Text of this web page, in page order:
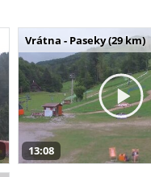
Vrátna - Paseky (29 km)
13:08